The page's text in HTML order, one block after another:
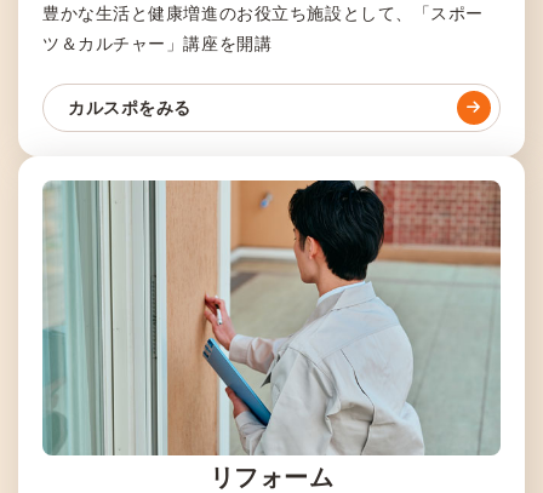
豊かな生活と健康増進のお役立ち施設として、「スポー
ツ＆カルチャー」講座を開講
カルスポをみる
リフォーム